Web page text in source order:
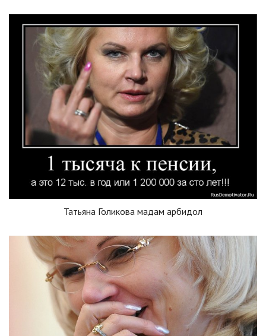
Татьяна Голикова мадам арбидол